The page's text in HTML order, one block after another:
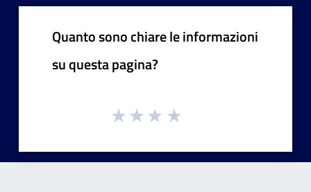
Quanto sono chiare le informazioni
su questa pagina?